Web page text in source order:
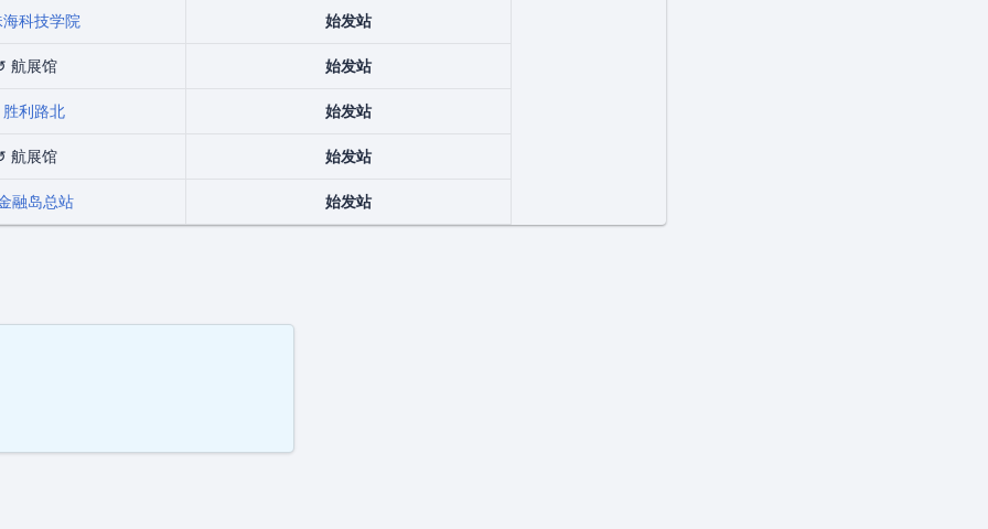
科技学院 始发站
航展馆 始发站
胜利路北 始发站
航展馆 始发站
融岛总站 始发站